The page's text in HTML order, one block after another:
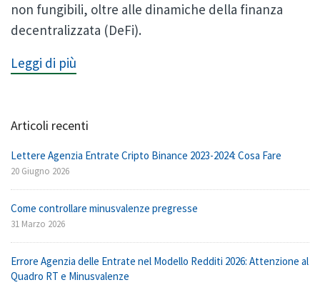
non fungibili, oltre alle dinamiche della finanza
decentralizzata (DeFi).
Leggi di più
Articoli recenti
Lettere Agenzia Entrate Cripto Binance 2023-2024: Cosa Fare
20 Giugno 2026
Come controllare minusvalenze pregresse
31 Marzo 2026
Errore Agenzia delle Entrate nel Modello Redditi 2026: Attenzione al
Quadro RT e Minusvalenze